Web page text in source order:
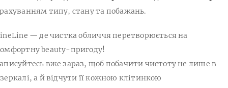
типу, стану та побажань.
— де чистка обличчя перетворюється на
beauty-пригоду!
вже зараз, щоб побачити чистоту не лише в
а й відчути її кожною клітинкою